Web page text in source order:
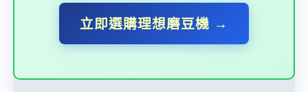
立即選購理想磨豆機 →